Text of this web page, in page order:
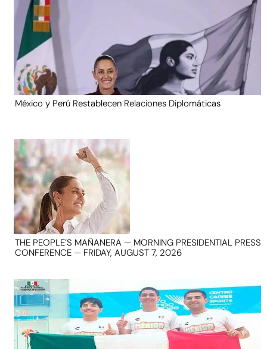
México y Perú Restablecen Relaciones Diplomáticas
THE PEOPLE’S MAÑANERA — MORNING PRESIDENTIAL PRESS
CONFERENCE — FRIDAY, AUGUST 7, 2026